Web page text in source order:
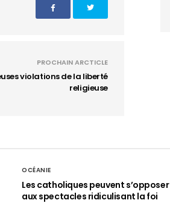
PROCHAIN ARCTICLE
violations de la liberté
religieuse
OCÉANIE
Les catholiques peuvent s’opposer
aux spectacles ridiculisant la foi